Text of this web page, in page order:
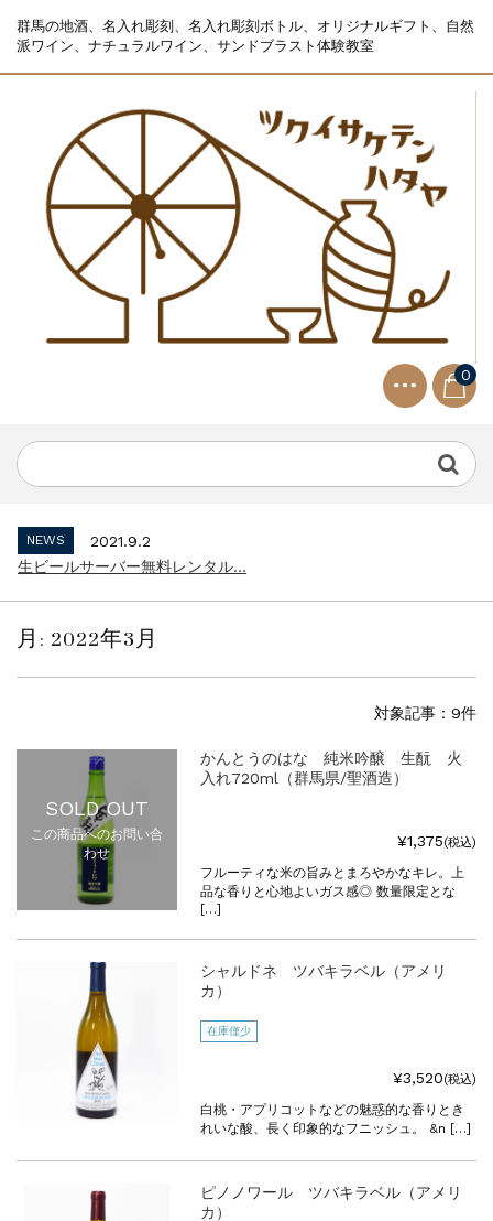
群馬の地酒、名入れ彫刻、名入れ彫刻ボトル、オリジナルギフト、自然
派ワイン、ナチュラルワイン、サンドブラスト体験教室
0
NEWS
インボイス制度 適格請求書発行事業者 登...
生ビールサーバー無料レンタル...
NEWS 2023.10.2
生ビールサーバー無料レンタル...
月:2022年3月
対象記事：9件
SOLD OUT
この商品へのお問い合
わせ
かんとうのはな 純米吟醸 生酛 火
入れ720ml（群馬県/聖酒造）
¥1,375(税込)
フルーティな米の旨みとまろやかなキレ。上
品な香りと心地よいガス感◎ 数量限定とな
[…]
シャルドネ ツバキラベル（アメリ
カ）
在庫僅少
¥3,520(税込)
白桃・アプリコットなどの魅惑的な香りとき
れいな酸、長く印象的なフニッシュ。 &n […]
ピノノワール ツバキラベル（アメリ
カ）